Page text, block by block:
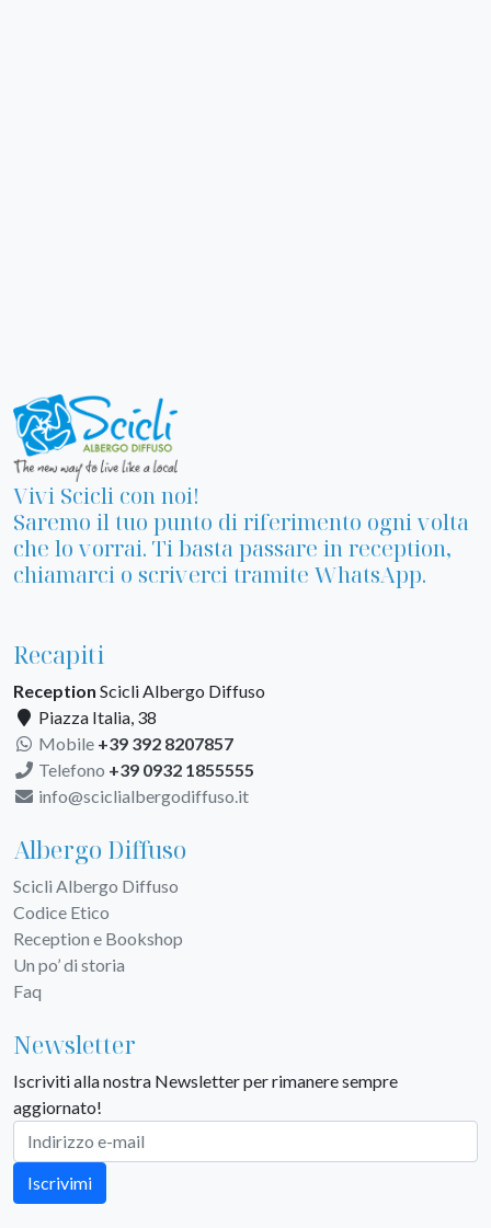
Vivi Scicli con noi!
Saremo il tuo punto di riferimento ogni volta
che lo vorrai. Ti basta passare in reception,
chiamarci o scriverci tramite WhatsApp.
Recapiti
Reception Scicli Albergo Diffuso
Piazza Italia, 38
Mobile +39 392 8207857
Telefono +39 0932 1855555
info@sciclialbergodiffuso.it
Albergo Diffuso
Scicli Albergo Diffuso
Codice Etico
Reception e Bookshop
Un po’ di storia
Faq
Newsletter
Iscriviti alla nostra Newsletter per rimanere sempre
aggiornato!
Iscrivimi